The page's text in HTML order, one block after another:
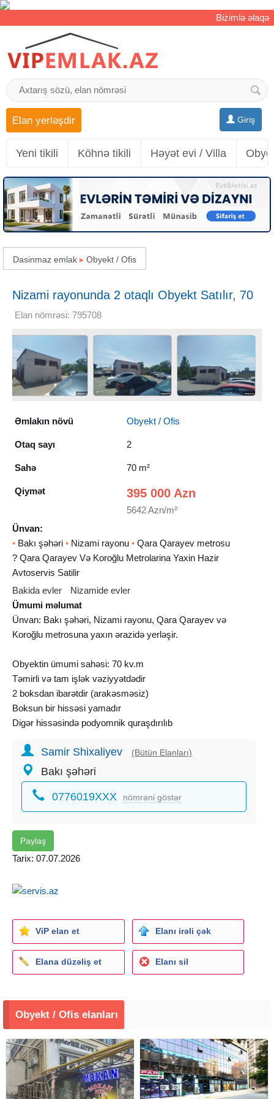
Bizimlə əlaqə
Giriş
Elan yerləşdir
Yeni tikili Köhnə tikili Həyət evi / Villa
Dasinmaz emlak ▸ Obyekt / Ofis
Nizami rayonunda 2 otaqlı Obyekt Satılır, 70
m²
Elan nömrəsi: 795708
Əmlakın növü Obyekt / Ofis
Otaq sayı 2
Sahə 70 m²
Qiymət 395 000 Azn
5642 Azn/m²
Ünvan:
• Bakı şəhəri • Nizami rayonu • Qara Qarayev metrosu
? Qara Qarayev Və Koroğlu Metrolarina Yaxin Hazir
Avtoservis Satilir
Bakida evler
Nizamide evler
Ümumi məlumat
Ünvan: Bakı şəhəri, Nizami rayonu, Qara Qarayev və
Koroğlu metrosuna yaxın ərazidə yerləşir.
Obyektin ümumi sahəsi: 70 kv.m
Təmirli və tam işlək vəziyyətdədir
2 boksdan ibarətdir (arakəsməsiz)
Boksun bir hissəsi yamadır
Digər hissəsində podyomnik quraşdırılıb
Qaz, su və işıq daimidir
Kombi sistemi quraşdırılıb
İstipolla təchiz olunub
Geniş parking imkanı var
Hazır işlək avtoservis kimi fəaliyyət göstərir
Çıxarışi var.
Samir Shixaliyev (Bütün Elanları)
Bakı şəhəri
0776019XXX nömrəni göstər
Paylaş
Tarix: 07.07.2026
ViP elan et Elanı irəli çək
Elana düzəliş et Elanı sil
Obyekt / Ofis elanları